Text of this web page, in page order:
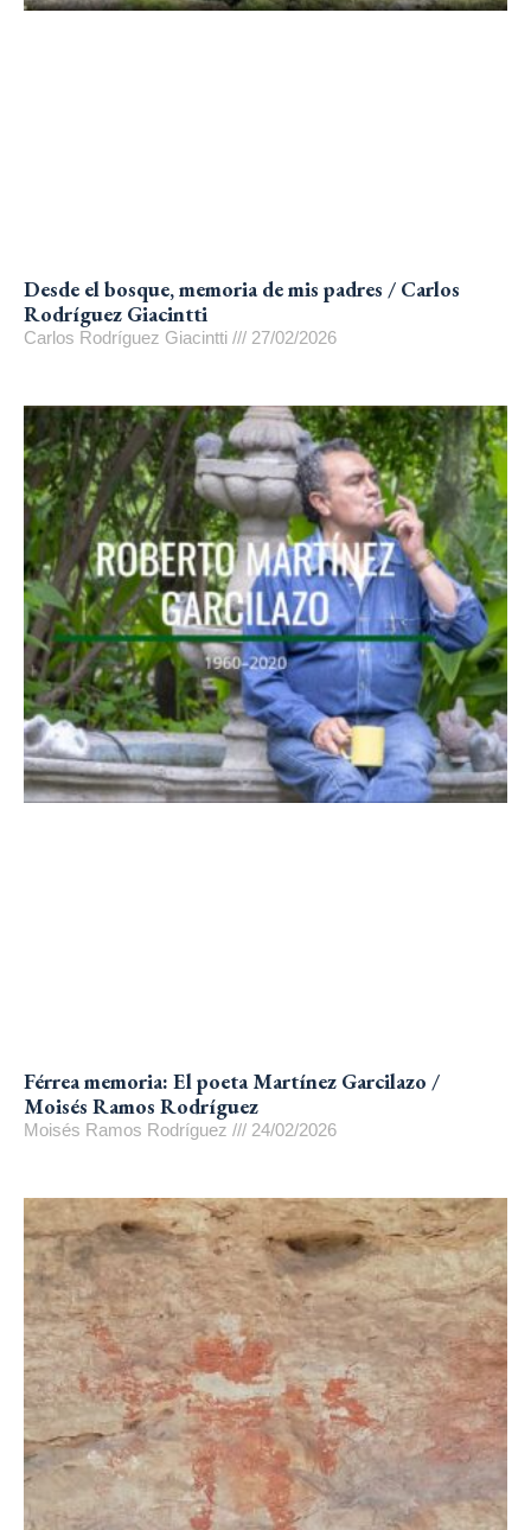
Desde el bosque, memoria de mis padres / Carlos
Rodríguez Giacintti
Carlos Rodríguez Giacintti 27/02/2026
Férrea memoria: El poeta Martínez Garcilazo /
Moisés Ramos Rodríguez
Moisés Ramos Rodríguez 24/02/2026